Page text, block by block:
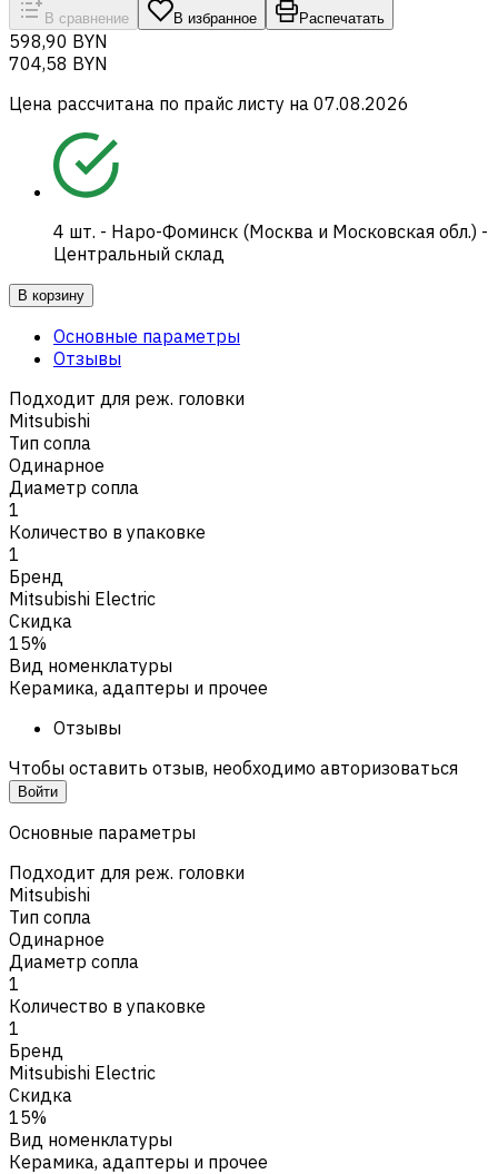
В сравнение В избранное Распечатать
598,90 BYN
704,58 BYN
Цена рассчитана по прайс листу на 07.08.2026
4 шт. - Наро-Фоминск (Москва и Московская обл.) -
Центральный склад
В корзину
Основные параметры
Отзывы
Подходит для реж. головки
Mitsubishi
Тип сопла
Одинарное
Диаметр сопла
1
Количество в упаковке
1
Бренд
Mitsubishi Electric
Скидка
15%
Вид номенклатуры
Керамика, адаптеры и прочее
Отзывы
Чтобы оставить отзыв, необходимо авторизоваться
Войти
Основные параметры
Подходит для реж. головки
Mitsubishi
Тип сопла
Одинарное
Диаметр сопла
1
Количество в упаковке
1
Бренд
Mitsubishi Electric
Скидка
15%
Вид номенклатуры
Керамика, адаптеры и прочее